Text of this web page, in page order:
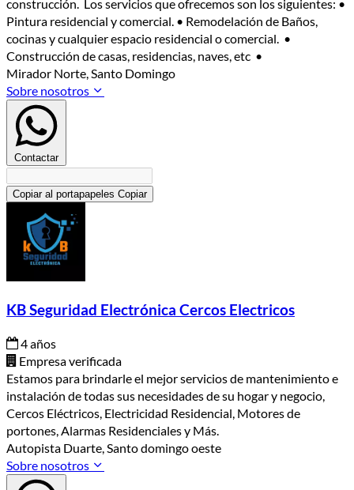
construcción. Los servicios que ofrecemos son los siguientes: •
Pintura residencial y comercial. • Remodelación de Baños,
cocinas y cualquier espacio residencial o comercial. •
Construcción de casas, residencias, naves, etc •
Mirador Norte, Santo Domingo
Sobre nosotros
Contactar
Copiar al portapapeles Copiar
KB Seguridad Electrónica Cercos Electricos
4 años
Empresa verificada
Estamos para brindarle el mejor servicios de mantenimiento e
instalación de todas sus necesidades de su hogar y negocio,
Cercos Eléctricos, Electricidad Residencial, Motores de
portones, Alarmas Residenciales y Más.
Autopista Duarte, Santo domingo oeste
Sobre nosotros